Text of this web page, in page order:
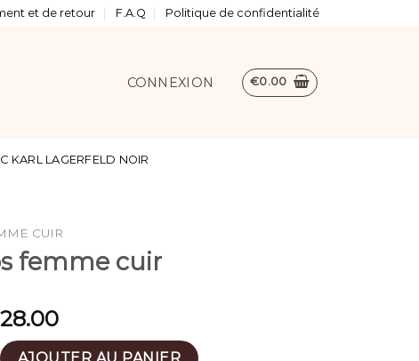
et de retour F.A.Q Politique de confidentialité
CONNEXION €0.00
KARL LAGERFELD NOIR
CUIR
femme cuir
28.00
à dos femme cuir